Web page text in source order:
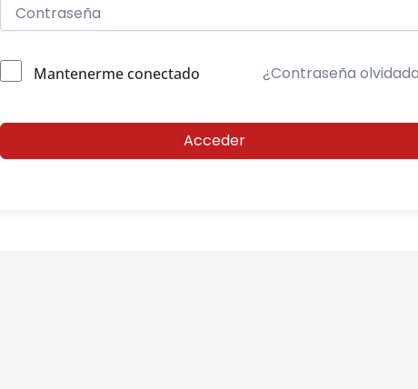
Mantenerme conectado ¿Contraseña
Acceder